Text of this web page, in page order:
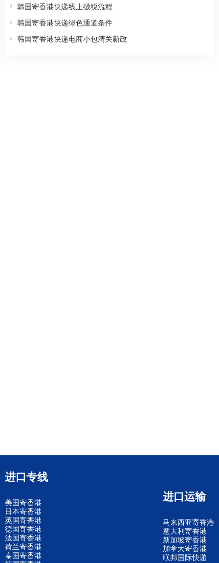
韩国寄香港快递线上缴税流程
韩国寄香港快递绿色通道条件
韩国寄香港快递电商小包清关新政
进口专线
美国寄香港
日本寄香港
英国寄香港
德国寄香港
法国寄香港
荷兰寄香港
泰国寄香港
进口运输
马来西亚寄香港
意大利寄香港
新加坡寄香港
加拿大寄香港
联邦国际快递